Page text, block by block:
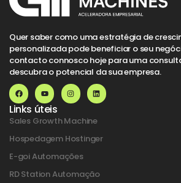
Quer saber como uma estratégia de
personalizada pode beneficiar o seu
contacto connosco hoje para uma
descubra o potencial da sua empresa.
Links úteis
Sales Growth Machine
Hospedagem Hostinger
E-goi Automações
RD Station Automação